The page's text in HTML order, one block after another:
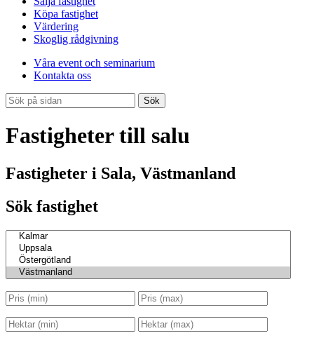
Köpa fastighet
Värdering
Skoglig rådgivning
Våra event och seminarium
Kontakta oss
Sök
Fastigheter till salu
Fastigheter i Sala, Västmanland
Sök fastighet